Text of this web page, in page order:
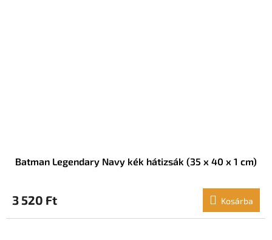
Batman Legendary Navy kék hátizsák (35 x 40 x 1 cm)
3 520 Ft Kosárba